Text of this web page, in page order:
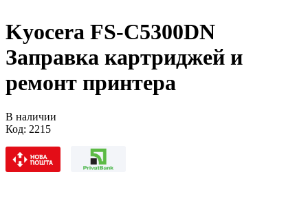
Kyocera FS-C5300DN
Заправка картриджей и
ремонт принтера
В наличии
Код: 2215